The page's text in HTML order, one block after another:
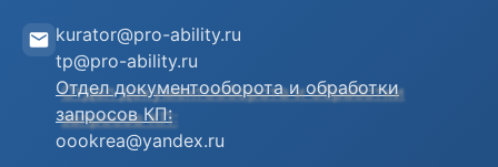
Анкета слушателя
kurator@pro-ability.ru
tp@pro-ability.ru
Отдел документооборота и обработки
запросов КП:
oookrea@yandex.ru